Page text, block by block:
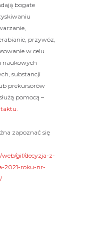
bogate
przywóz,
w celu
naukowych
substancji
prekursorów
pomocą –
zapoznać się
gif/decyzja-z-
2021-roku-nr-